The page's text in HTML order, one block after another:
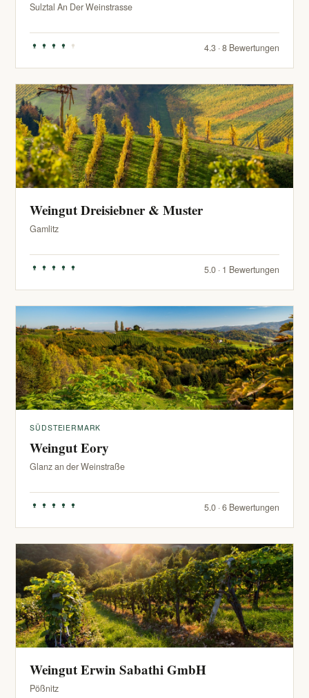
Sulztal An Der Weinstrasse
4.3 · 8 Bewertungen
Weingut Dreisiebner & Muster
Gamlitz
5.0 · 1 Bewertungen
SÜDSTEIERMARK
Weingut Eory
Glanz an der Weinstraße
5.0 · 6 Bewertungen
Weingut Erwin Sabathi GmbH
Pößnitz